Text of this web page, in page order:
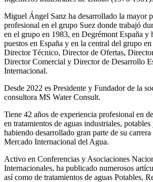
Miguel Ángel Sanz ha desarrollado la mayor
profesional en el grupo Suez donde trabajó
en el grupo en 1983, en Degrémont España y
puestos en España y en la central del grupo
Director Técnico, Director de Ofertas,
Director Comercial y Director de Desarrollo
Internacional.
Desde 2022 es Presidente y Fundador de la
consultora MS Water Consult.
Tiene 42 años de experiencia profesional en
en tratamientos de aguas industriales, potables
habiendo desarrollado gran parte de su
Mercado Internacional del Agua.
Activo en Conferencias y Asociaciones
Internacionales, ha publicado numerosos
así como de tratamientos de aguas Potables,